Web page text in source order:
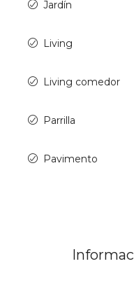
Jardín
Living
Living comedor
Parrilla
Pavimento